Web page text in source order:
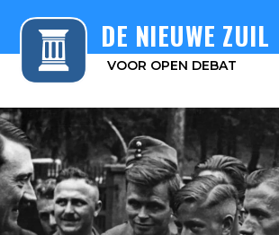
DE NIEUWE ZUIL
VOOR OPEN DEBAT